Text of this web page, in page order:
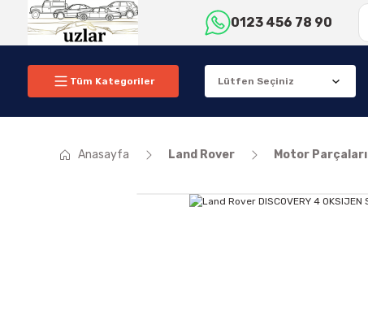
0123 456 78 90
Tüm Kategoriler
Anasayfa Land Rover Motor Parçaları